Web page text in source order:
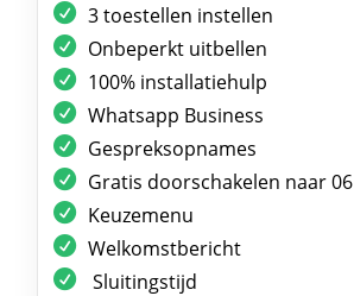
3 toestellen instellen
Onbeperkt uitbellen
100% installatiehulp
Whatsapp Business
Gespreksopnames
Gratis doorschakelen naar 06
Keuzemenu
Welkomstbericht
Sluitingstijd